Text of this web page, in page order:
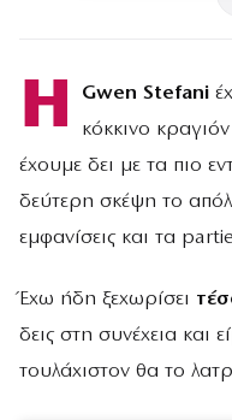
Η Gwen Stefani
κόκκινο
έχουμε δει με τα πιο
δεύτερη σκέψη το
εμφανίσεις και τα
Έχω ήδη ξεχωρίσει
δεις στη συνέχεια και
τουλάχιστον θα το